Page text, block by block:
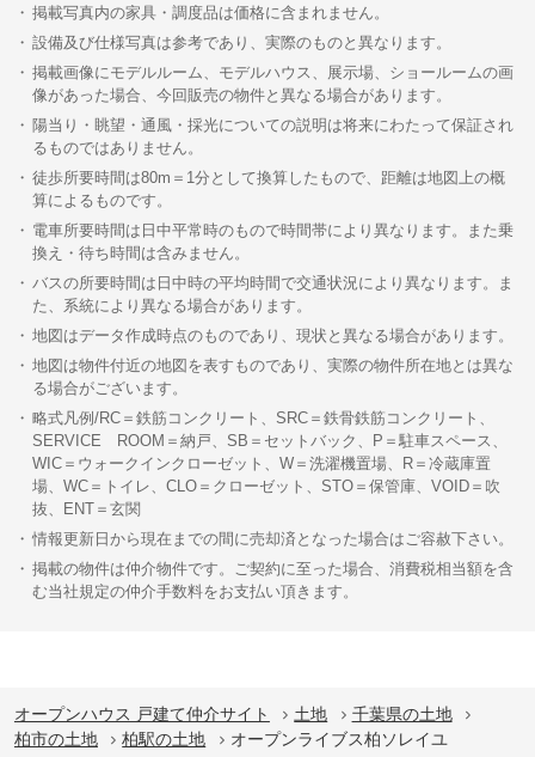
掲載写真内の家具・調度品は価格に含まれません。
設備及び仕様写真は参考であり、実際のものと異なります。
掲載画像にモデルルーム、モデルハウス、展示場、ショールームの画
像があった場合、今回販売の物件と異なる場合があります。
陽当り・眺望・通風・採光についての説明は将来にわたって保証され
るものではありません。
徒歩所要時間は80m＝1分として換算したもので、距離は地図上の概
算によるものです。
電車所要時間は日中平常時のもので時間帯により異なります。また乗
換え・待ち時間は含みません。
バスの所要時間は日中時の平均時間で交通状況により異なります。ま
た、系統により異なる場合があります。
地図はデータ作成時点のものであり、現状と異なる場合があります。
地図は物件付近の地図を表すものであり、実際の物件所在地とは異な
る場合がございます。
略式凡例/RC＝鉄筋コンクリート、SRC＝鉄骨鉄筋コンクリート、
SERVICE ROOM＝納戸、SB＝セットバック、P＝駐車スペース、
WIC＝ウォークインクローゼット、W＝洗濯機置場、R＝冷蔵庫置
場、WC＝トイレ、CLO＝クローゼット、STO＝保管庫、VOID＝吹
抜、ENT＝玄関
情報更新日から現在までの間に売却済となった場合はご容赦下さい。
掲載の物件は仲介物件です。ご契約に至った場合、消費税相当額を含
む当社規定の仲介手数料をお支払い頂きます。
オープンハウス 戸建て仲介サイト 土地
千葉県の土地
柏市の土地
柏駅の土地 オープンライブス柏ソレイユ